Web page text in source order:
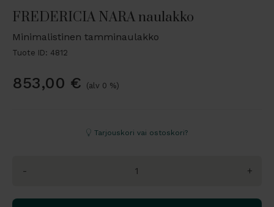
FREDERICIA NARA naulakko
Minimalistinen tamminaulakko
Tuote ID: 4812
853,00 € (alv 0 %)
Tarjouskori vai ostoskori?
- +